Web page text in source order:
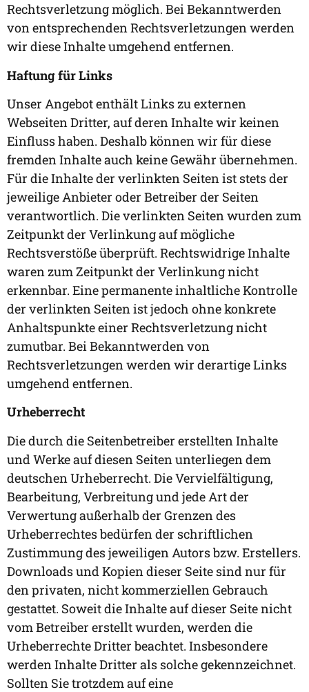
Rechtsverletzung möglich. Bei Bekanntwerden
von entsprechenden Rechtsverletzungen werden
wir diese Inhalte umgehend entfernen.
Haftung für Links
Unser Angebot enthält Links zu externen
Webseiten Dritter, auf deren Inhalte wir keinen
Einfluss haben. Deshalb können wir für diese
fremden Inhalte auch keine Gewähr übernehmen.
Für die Inhalte der verlinkten Seiten ist stets der
jeweilige Anbieter oder Betreiber der Seiten
verantwortlich. Die verlinkten Seiten wurden zum
Zeitpunkt der Verlinkung auf mögliche
Rechtsverstöße überprüft. Rechtswidrige Inhalte
waren zum Zeitpunkt der Verlinkung nicht
erkennbar. Eine permanente inhaltliche Kontrolle
der verlinkten Seiten ist jedoch ohne konkrete
Anhaltspunkte einer Rechtsverletzung nicht
zumutbar. Bei Bekanntwerden von
Rechtsverletzungen werden wir derartige Links
umgehend entfernen.
Urheberrecht
Die durch die Seitenbetreiber erstellten Inhalte
und Werke auf diesen Seiten unterliegen dem
deutschen Urheberrecht. Die Vervielfältigung,
Bearbeitung, Verbreitung und jede Art der
Verwertung außerhalb der Grenzen des
Urheberrechtes bedürfen der schriftlichen
Zustimmung des jeweiligen Autors bzw. Erstellers.
Downloads und Kopien dieser Seite sind nur für
den privaten, nicht kommerziellen Gebrauch
gestattet. Soweit die Inhalte auf dieser Seite nicht
vom Betreiber erstellt wurden, werden die
Urheberrechte Dritter beachtet. Insbesondere
werden Inhalte Dritter als solche gekennzeichnet.
Sollten Sie trotzdem auf eine